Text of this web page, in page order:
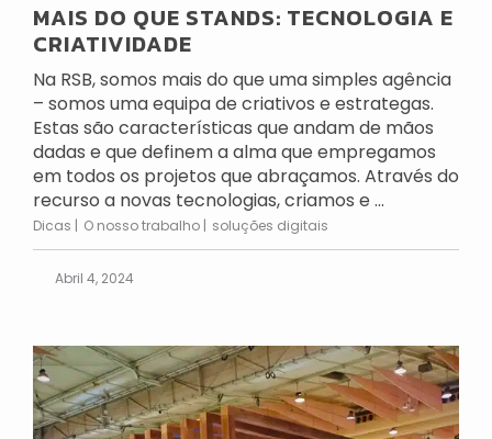
MAIS DO QUE STANDS: TECNOLOGIA E
CRIATIVIDADE
Na RSB, somos mais do que uma simples agência
– somos uma equipa de criativos e estrategas.
Estas são características que andam de mãos
dadas e que definem a alma que empregamos
em todos os projetos que abraçamos. Através do
recurso a novas tecnologias, criamos e ...
Dicas O nosso trabalho soluções digitais
Abril 4, 2024